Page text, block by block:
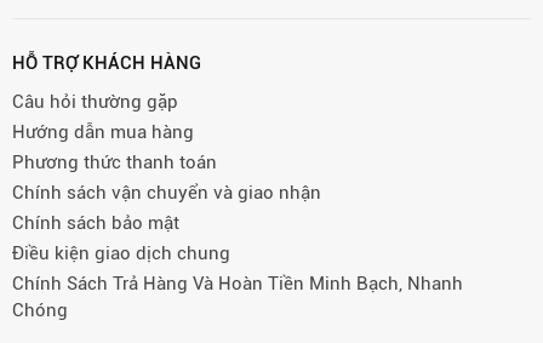
HỖ TRỢ KHÁCH HÀNG
Câu hỏi thường gặp
Hướng dẫn mua hàng
Phương thức thanh toán
Chính sách vận chuyển và giao nhận
Chính sách bảo mật
Điều kiện giao dịch chung
Chính Sách Trả Hàng Và Hoàn Tiền Minh Bạch, Nhanh
Chóng